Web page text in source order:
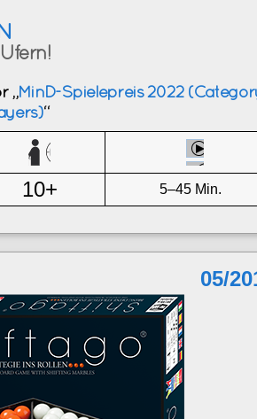
„MinD-Spielepreis 2022
“
10+ 5–45 Min.
05/